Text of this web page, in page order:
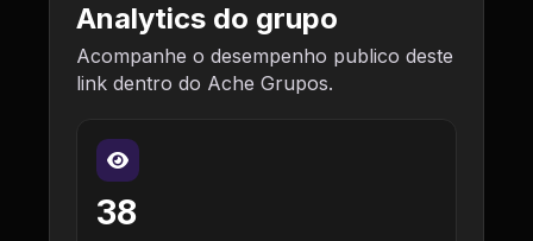
Analytics do grupo
Acompanhe o desempenho publico deste
link dentro do Ache Grupos.
38